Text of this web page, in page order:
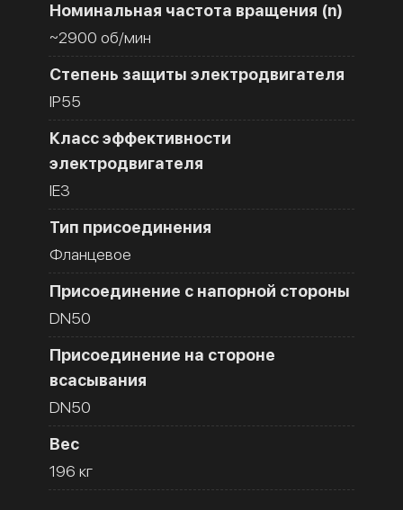
Номинальная частота вращения (n)
~2900 об/мин
Степень защиты электродвигателя
IP55
Класс эффективности
электродвигателя
IE3
Тип присоединения
Фланцевое
Присоединение с напорной стороны
DN50
Присоединение на стороне
всасывания
DN50
Вес
196 кг